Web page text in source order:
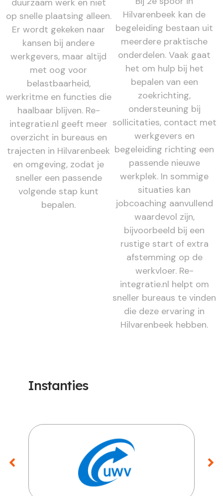
duurzaam werk en niet
op snelle plaatsing alleen.
Er wordt gekeken naar
kansen bij andere
werkgevers, maar altijd
met oog voor
belastbaarheid,
werkritme en functies die
haalbaar blijven. Re-
integratie.nl geeft meer
overzicht in bureaus en
trajecten in Hilvarenbeek
en omgeving, zodat je
sneller een passende
volgende stap kunt
bepalen.
Hilvarenbeek kan de
begeleiding bestaan uit
meerdere praktische
onderdelen. Vaak gaat
het om hulp bij het
bepalen van een
zoekrichting,
ondersteuning bij
sollicitaties, contact met
werkgevers en
begeleiding richting een
passende nieuwe
werkplek. In sommige
situaties kan
jobcoaching aanvullend
waardevol zijn,
bijvoorbeeld bij een
rustige start of extra
afstemming op de
werkvloer. Re-
integratie.nl helpt om
sneller bureaus te vinden
die deze ervaring in
Hilvarenbeek hebben.
Instanties